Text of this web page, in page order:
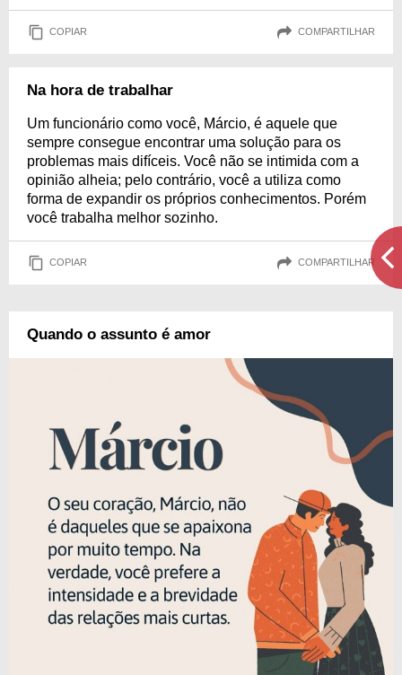
COPIAR COMPARTILHAR
Na hora de trabalhar
Um funcionário como você, Márcio, é aquele que
sempre consegue encontrar uma solução para os
problemas mais difíceis. Você não se intimida com a
opinião alheia; pelo contrário, você a utiliza como
forma de expandir os próprios conhecimentos. Porém
você trabalha melhor sozinho.
COPIAR COMPARTILHAR
Quando o assunto é amor